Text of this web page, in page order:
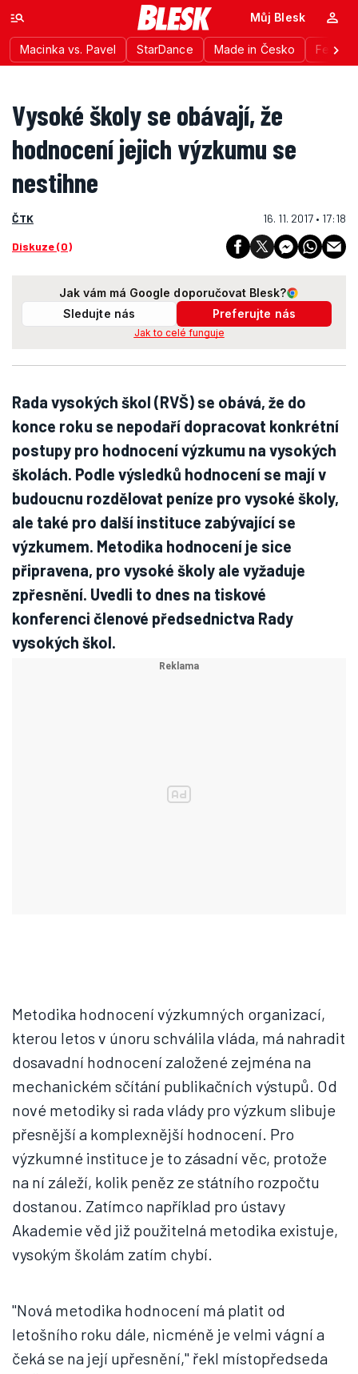
Macinka vs. Pavel StarDance Made in Česko
Můj Blesk
Vysoké školy se obávají, že
hodnocení jejich výzkumu se
nestihne
ČTK 16. 11. 2017 • 17:18
Diskuze (0)
Jak vám má Google doporučovat Blesk?
Sledujte nás
Preferujte nás
Jak to celé funguje
Rada vysokých škol (RVŠ) se obává, že do
konce roku se nepodaří dopracovat konkrétní
postupy pro hodnocení výzkumu na vysokých
školách. Podle výsledků hodnocení se mají v
budoucnu rozdělovat peníze pro vysoké školy,
ale také pro další instituce zabývající se
výzkumem. Metodika hodnocení je sice
připravena, pro vysoké školy ale vyžaduje
zpřesnění. Uvedli to dnes na tiskové
konferenci členové předsednictva Rady
vysokých škol.
Metodika hodnocení výzkumných organizací,
kterou letos v únoru schválila vláda, má nahradit
dosavadní hodnocení založené zejména na
mechanickém sčítání publikačních výstupů. Od
nové metodiky si rada vlády pro výzkum slibuje
přesnější a komplexnější hodnocení. Pro
výzkumné instituce je to zásadní věc, protože
na ní záleží, kolik peněz ze státního rozpočtu
dostanou. Zatímco například pro ústavy
Akademie věd již použitelná metodika existuje,
vysokým školám zatím chybí.
"Nová metodika hodnocení má platit od
letošního roku dále, nicméně je velmi vágní a
čeká se na její upřesnění," řekl místopředseda